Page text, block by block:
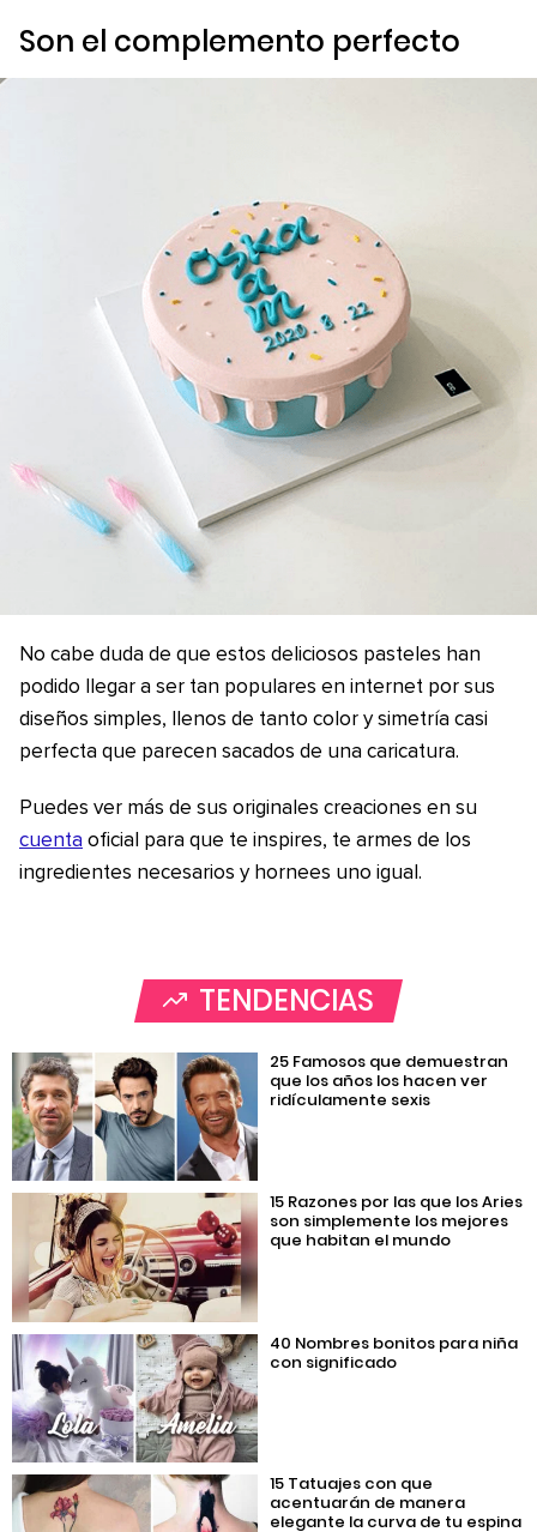
Son el complemento perfecto
No cabe duda de que estos deliciosos pasteles han
podido llegar a ser tan populares en internet por sus
diseños simples, llenos de tanto color y simetría casi
perfecta que parecen sacados de una caricatura.
Puedes ver más de sus originales creaciones en su
cuenta oficial para que te inspires, te armes de los
ingredientes necesarios y hornees uno igual.
TENDENCIAS
25 Famosos que demuestran
que los años los hacen ver
ridículamente sexis
15 Razones por las que los Aries
son simplemente los mejores
que habitan el mundo
40 Nombres bonitos para niña
con significado
15 Tatuajes con que
acentuarán de manera
elegante la curva de tu espina